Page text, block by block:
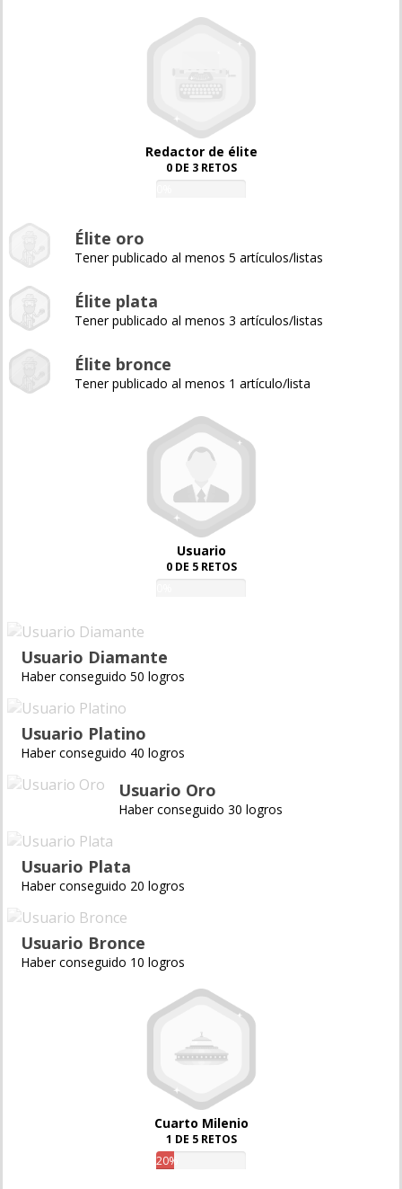
Redactor de élite
0 DE 3 RETOS
Élite oro
Tener publicado al menos 5 artículos/listas
Élite plata
Tener publicado al menos 3 artículos/listas
Élite bronce
Tener publicado al menos 1 artículo/lista
Usuario
0 DE 5 RETOS
Usuario Diamante
Haber conseguido 50 logros
Usuario Platino
Haber conseguido 40 logros
Usuario Oro
Haber conseguido 30 logros
Usuario Plata
Haber conseguido 20 logros
Usuario Bronce
Haber conseguido 10 logros
Cuarto Milenio
1 DE 5 RETOS
20%